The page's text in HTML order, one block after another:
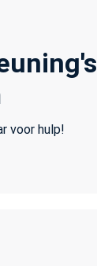
voor hulp!